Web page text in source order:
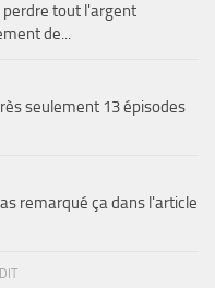
tout l'argent
de...
seulement 13 épisodes
remarqué ça dans l'article